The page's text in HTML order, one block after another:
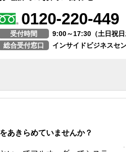
0120-220-449
受付時間
9:00～17:30（土日祝日
総合受付窓口
インサイドビジネスセ
きらめていませんか？